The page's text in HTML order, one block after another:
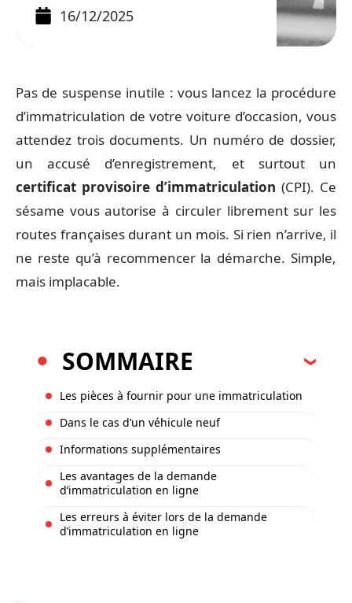
16/12/2025
Pas de suspense inutile : vous lancez la procédure
d’immatriculation de votre voiture d’occasion, vous
attendez trois documents. Un numéro de dossier,
un accusé d’enregistrement, et surtout un
certificat provisoire d’immatriculation (CPI). Ce
sésame vous autorise à circuler librement sur les
routes françaises durant un mois. Si rien n’arrive, il
ne reste qu’à recommencer la démarche. Simple,
mais implacable.
SOMMAIRE
Les pièces à fournir pour une immatriculation
Dans le cas d’un véhicule neuf
Informations supplémentaires
Les avantages de la demande
d’immatriculation en ligne
Les erreurs à éviter lors de la demande
d’immatriculation en ligne